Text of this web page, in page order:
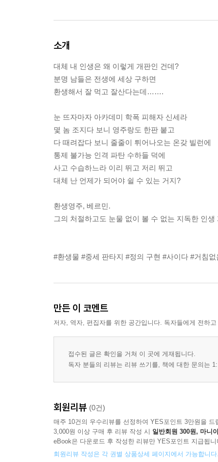
소개
대체 내 인생은 왜 이렇게 개판인 건데?
분명 남들은 전생에 세상 구하면
환생해서 잘 먹고 잘산다는데…….
눈 뜨자마자 아카데미 학폭 피해자 신세라
몇 놈 조지다 보니 영주랑도 한판 붙고
다 때려잡다 보니 줄줄이 튀어나오는 온갖 빌런에
통제 불가능 인격 파탄 수하들 덕에
사고 수습하느라 이리 뛰고 저리 뛰고
대체 난 언제가 되어야 쉴 수 있는 거지?
환생영주, 베르민.
그의 처절하고도 눈물 없이 볼 수 없는 지독한 인생
#환생물 #중세 판타지 #정의 구현 #사이다 #거침
만든 이 코멘트
저자, 역자, 편집자를 위한 공간입니다. 독자들에게 전하
접수된 글은 확인을 거쳐 이 곳에 게재됩니다.
독자 분들의 리뷰는 리뷰 쓰기를, 책에 대한 문의는
회원리뷰 (0건)
매주 10건의 우수리뷰를 선정하여 YES포인트 3만원을 드
3,000원 이상 구매 후 리뷰 작성 시 일반회원 300원, 마니
eBook은 다운로드 후 작성한 리뷰만 YES포인트 지급됩니
회원리뷰 작성은 각 권별 상품상세 페이지에서 가능합니